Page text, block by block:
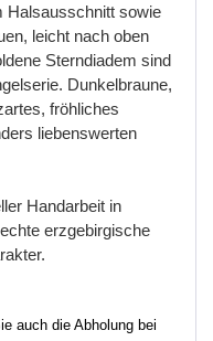
Halsausschnitt sowie
leicht nach oben
Sterndiadem sind
Dunkelbraune,
fröhliches
liebenswerten
Handarbeit in
erzgebirgische
auch die Abholung bei